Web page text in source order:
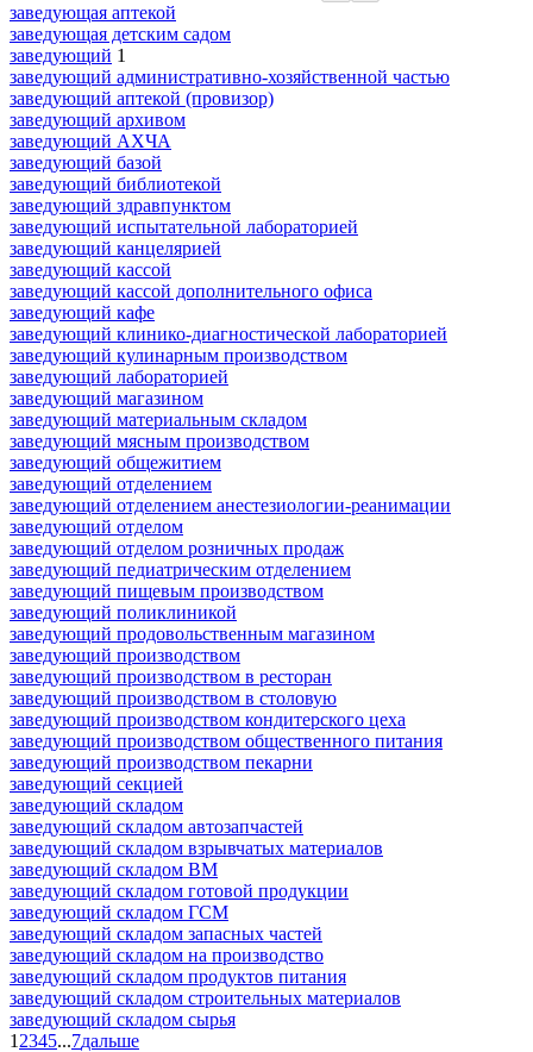
заведующая аптекой
заведующая детским садом
заведующий 1
заведующий административно-хозяйственной частью
заведующий аптекой (провизор)
заведующий архивом
заведующий АХЧА
заведующий базой
заведующий библиотекой
заведующий здравпунктом
заведующий испытательной лабораторией
заведующий канцелярией
заведующий кассой
заведующий кассой дополнительного офиса
заведующий кафе
заведующий клинико-диагностической лабораторией
заведующий кулинарным производством
заведующий лабораторией
заведующий магазином
заведующий материальным складом
заведующий мясным производством
заведующий общежитием
заведующий отделением
заведующий отделением анестезиологии-реанимации
заведующий отделом
заведующий отделом розничных продаж
заведующий педиатрическим отделением
заведующий пищевым производством
заведующий поликлиникой
заведующий продовольственным магазином
заведующий производством
заведующий производством в ресторан
заведующий производством в столовую
заведующий производством кондитерского цеха
заведующий производством общественного питания
заведующий производством пекарни
заведующий секцией
заведующий складом
заведующий складом автозапчастей
заведующий складом взрывчатых материалов
заведующий складом ВМ
заведующий складом готовой продукции
заведующий складом ГСМ
заведующий складом запасных частей
заведующий складом на производство
заведующий складом продуктов питания
заведующий складом строительных материалов
заведующий складом сырья
1 2345...7дальше